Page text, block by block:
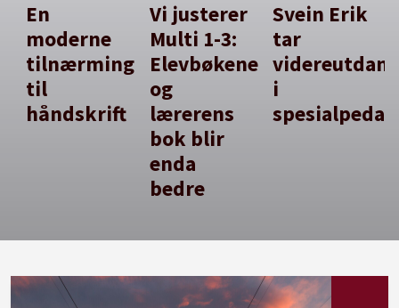
En
moderne
tilnærming
til
håndskrift
Vi justerer
Multi 1-3:
Elevbøkene
og
lærerens
bok blir
enda
bedre
Svein Erik
tar
i